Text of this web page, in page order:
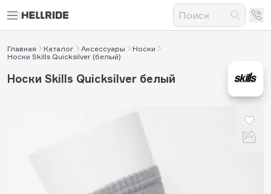
Главная Каталог Аксессуары
Носки
Носки Skills Quicksilver (белый)
Носки Skills Quicksilver белый